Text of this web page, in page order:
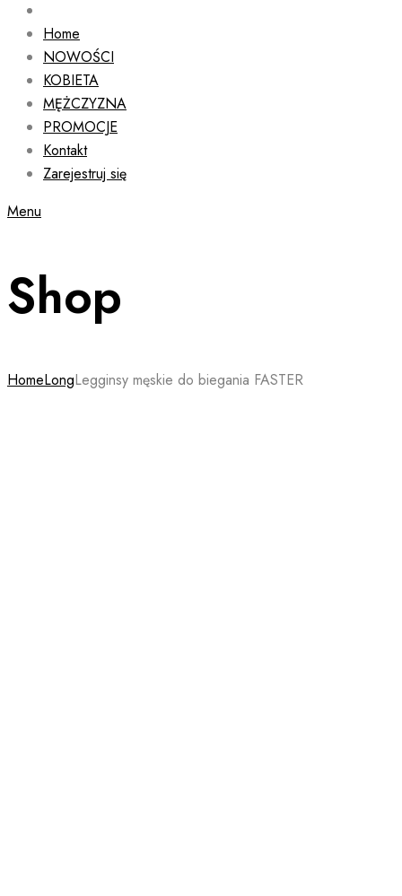
Home
NOWOŚCI
KOBIETA
MĘŻCZYZNA
PROMOCJE
Kontakt
Zarejestruj się
Menu
Shop
HomeLongLegginsy męskie do biegania FASTER